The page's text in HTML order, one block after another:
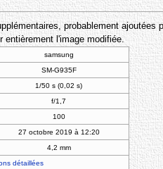
probablement
entièrement l'image modifiée.
samsung
SM-G935F
1/50 s (0,02 s)
f/1,7
100
27 octobre 2019 à 12:20
4,2 mm
détaillées